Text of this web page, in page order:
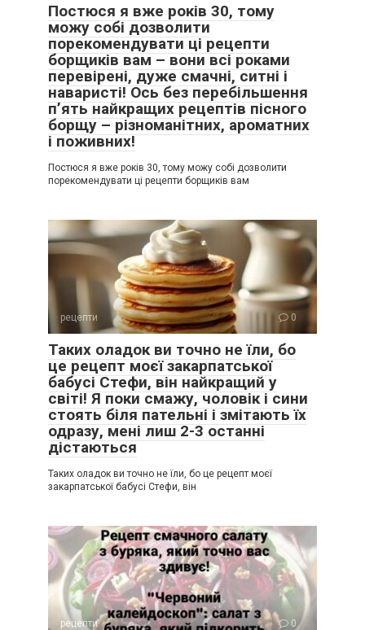
Постюся я вже років 30, тому
можу собі дозволити
порекомендувати ці рецепти
борщиків вам – вони всі роками
перевірені, дуже смачні, ситні і
наваристі! Ось без перебільшення
п’ять найкращих рецептів пісного
борщу – різноманітних, ароматних
і поживних!
Постюся я вже років 30, тому можу собі дозволити
порекомендувати ці рецепти борщиків вам
рецепти 0
Таких оладок ви точно не їли, бо
це рецепт моєї закарпатської
бабусі Стефи, він найкращий у
світі! Я поки смажу, чоловік і сини
стоять біля пательні і змітають їх
одразу, мені лиш 2-3 останні
дістаються
Таких оладок ви точно не їли, бо це рецепт моєї
закарпатської бабусі Стефи, він
рецепти 0